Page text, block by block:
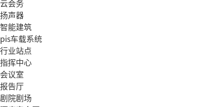
云会务
扬声器
智能建筑
pis车载系统
行业站点
指挥中心
会议室
报告厅
剧院剧场